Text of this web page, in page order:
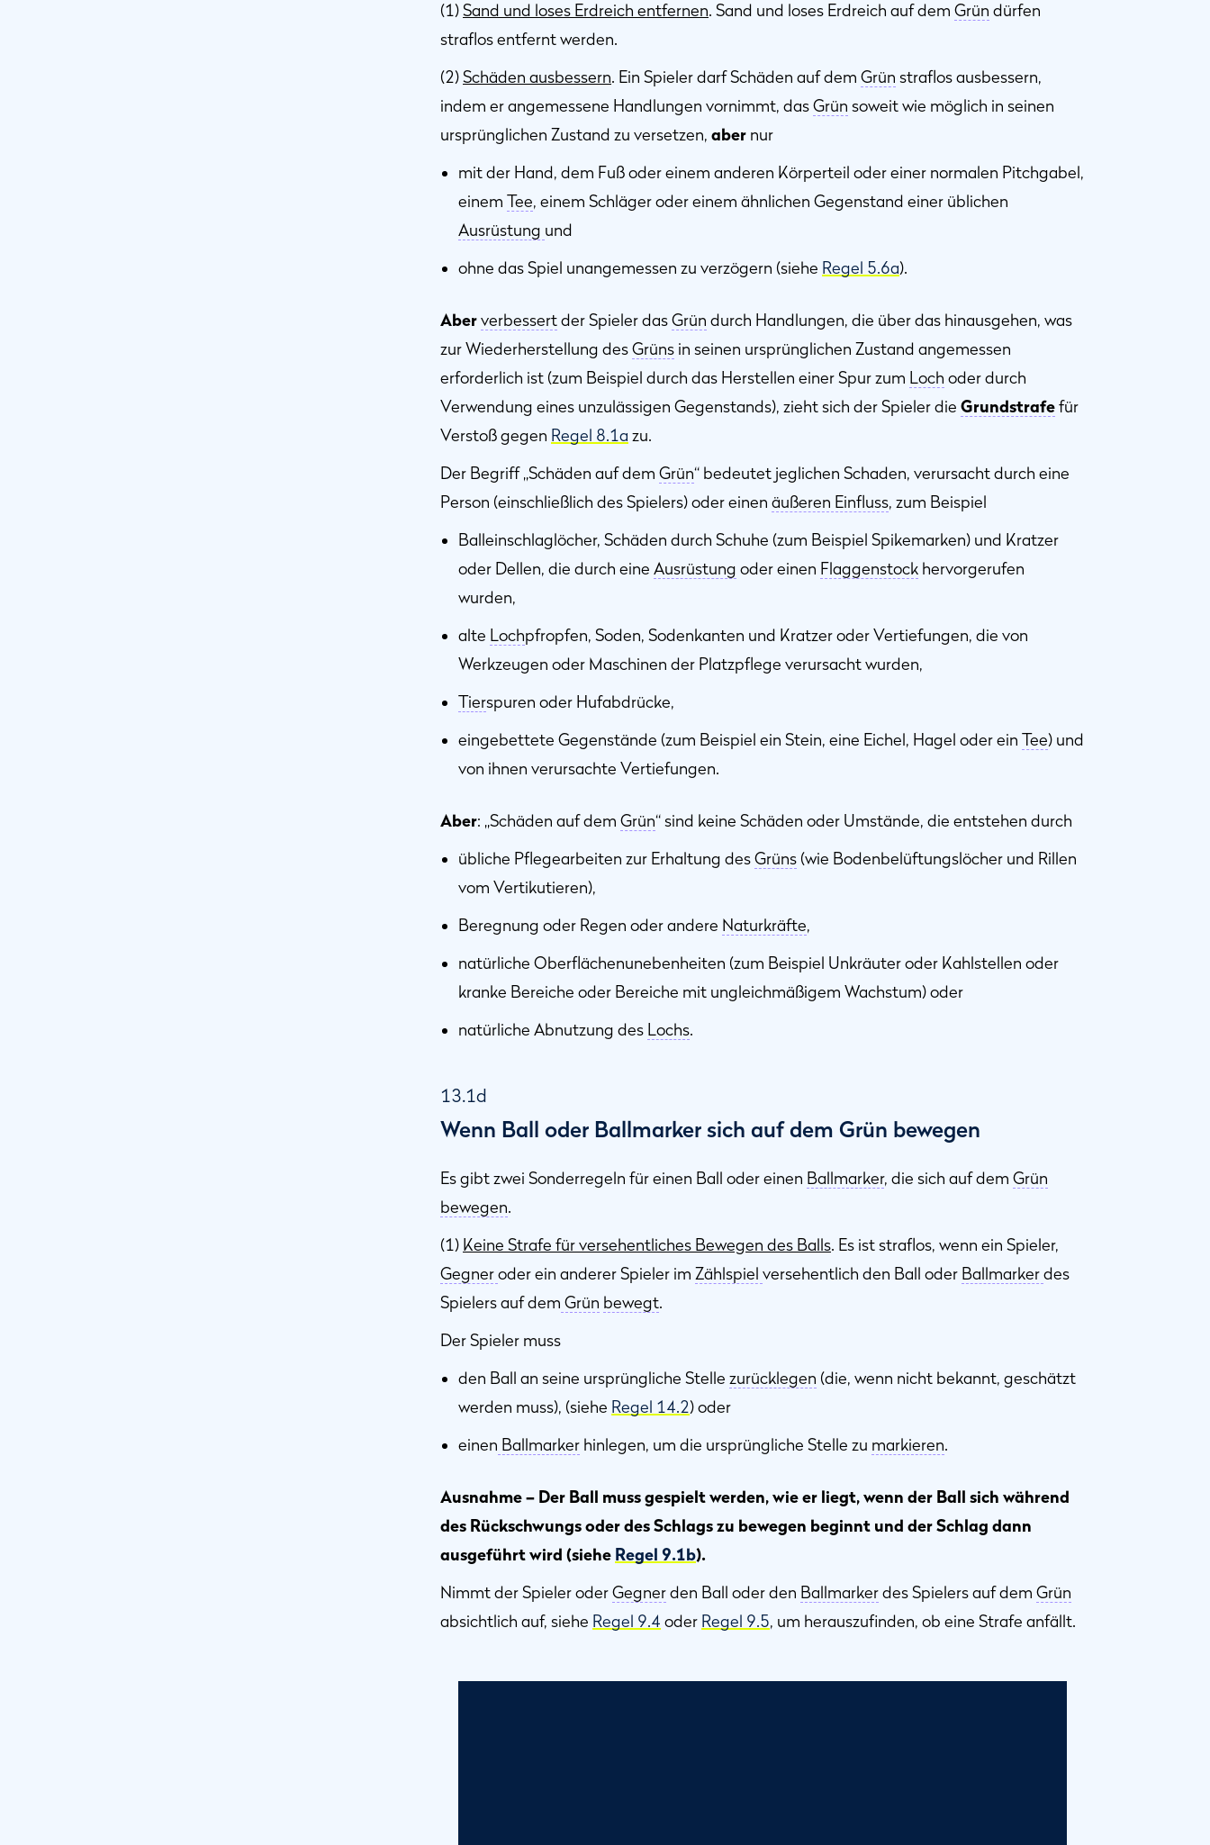
(1)Sand und loses Erdreich entfernen. Sand und loses Erdreich auf dem Grün dürfen
straflos entfernt werden.
(2)Schäden ausbessern. Ein Spieler darf Schäden auf dem Grün straflos ausbessern,
indem er angemessene Handlungen vornimmt, dasGrün soweit wie möglich in seinen
ursprünglichen Zustand zu versetzen, aber nur
mit der Hand, dem Fuß oder einem anderen Körperteil oder einer normalen Pitchgabel,
einem Tee, einem Schläger oder einem ähnlichen Gegenstand einer üblichen
Ausrüstung und
ohne das Spiel unangemessen zu verzögern (siehe Regel 5.6a).
Aberverbessertder Spieler dasGrün durch Handlungen, die über das hinausgehen, was
zur Wiederherstellung desGrüns in seinen ursprünglichen Zustand angemessen
erforderlich ist (zum Beispiel durch das Herstellen einer Spur zum Loch oder durch
Verwendung eines unzulässigen Gegenstands), zieht sich der Spieler die Grundstrafefür
Verstoß gegen Regel 8.1a zu.
Der Begriff „Schäden auf dem Grün“ bedeutet jeglichen Schaden, verursacht durch eine
Person (einschließlich des Spielers) oder einen äußeren Einfluss, zum Beispiel
Balleinschlaglöcher, Schäden durch Schuhe (zum Beispiel Spikemarken) und Kratzer
oder Dellen, die durch eine Ausrüstung oder einen Flaggenstock hervorgerufen
wurden,
alte Lochpfropfen, Soden, Sodenkanten und Kratzer oder Vertiefungen, die von
Werkzeugen oder Maschinen der Platzpflege verursacht wurden,
Tierspuren oder Hufabdrücke,
eingebettete Gegenstände (zum Beispiel ein Stein, eine Eichel, Hagel oder ein Tee) und
von ihnen verursachte Vertiefungen.
Aber: „Schäden auf dem Grün“ sind keine Schäden oder Umstände, die entstehen durch
übliche Pflegearbeiten zur Erhaltung desGrüns (wie Bodenbelüftungslöcher und Rillen
vom Vertikutieren),
Beregnung oder Regen oder andere Naturkräfte,
natürliche Oberflächenunebenheiten (zum Beispiel Unkräuter oder Kahlstellen oder
kranke Bereiche oder Bereiche mit ungleichmäßigem Wachstum) oder
natürliche Abnutzung des Lochs.
13.1d
Wenn Ball oder Ballmarker sich auf dem Grün bewegen
Es gibt zwei Sonderregeln für einen Ball oder einen Ballmarker, die sich auf dem Grün
bewegen.
(1) Keine Strafe für versehentliches Bewegen des Balls. Es ist straflos, wenn ein Spieler,
Gegneroder ein anderer Spieler im Zählspiel versehentlich den Ball oder Ballmarkerdes
Spielers auf dem Grün bewegt.
Der Spieler muss
den Ball an seine ursprüngliche Stelle zurücklegen (die, wenn nicht bekannt, geschätzt
werden muss), (siehe Regel 14.2) oder
einen Ballmarker hinlegen, um die ursprüngliche Stelle zu markieren.
Ausnahme – Der Ball muss gespielt werden, wie er liegt, wenn der Ball sich während
des Rückschwungs oder des Schlags zu bewegen beginnt und der Schlag dann
ausgeführt wird (siehe Regel 9.1b).
Nimmt der Spieler oderGegnerden Ball oder den Ballmarkerdes Spielers auf dem Grün
absichtlich auf, siehe Regel 9.4 oder Regel 9.5, um herauszufinden, ob eine Strafe anfällt.